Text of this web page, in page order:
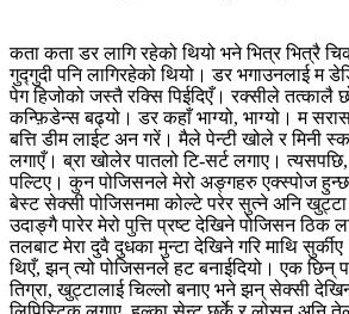
कता कता डर लागि रहेको थियो भने भित्र भित्रै
गुद्गुदी पनि लागिरहेको थियो। डर भगाउनलाई म
पेग हिजोको जस्तै रक्सि पिईदिएँ। रक्सीले तत्कालै
कन्फ़िडेन्स बढ्यो। डर कहाँ भाग्यो, भाग्यो। म
बत्ति डीम लाईट अन गरें। मैले पेन्टी खोले र मिनी
लगाएँ। ब्रा खोलेर पातलो टि-सर्ट लगाए। त्यसपछि,
पल्टिए। कुन पोजिसनले मेरो अङ्गहरु एक्स्पोज हुन्छ
बेस्ट सेक्सी पोजिसनमा कोल्टे परेर सुत्ने अनि खुट्टा
उदाङ्गै पारेर मेरो पुत्ति प्रष्ट देखिने पोजिसन ठिक
तलबाट मेरा दुवै दुधका मुन्टा देखिने गरि माथि
थिएँ, झन् त्यो पोजिसनले हट बनाईदियो। एक छिन्
तिग्रा, खुट्टालाई चिल्लो बनाए भने झन् सेक्सी